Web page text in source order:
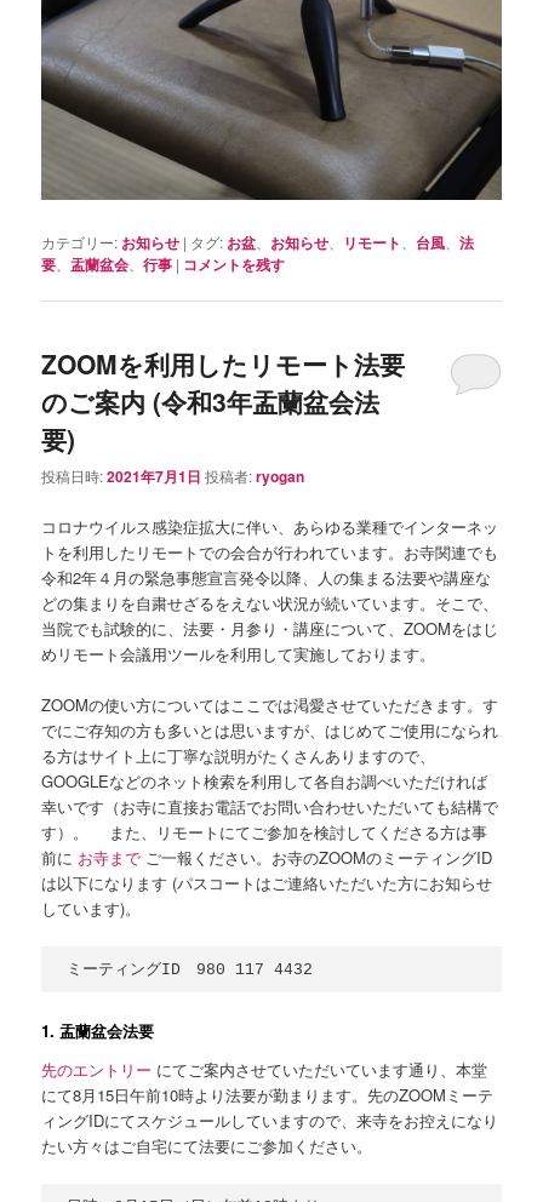
カテゴリー: お知らせ | タグ: お盆 お知らせ リモート 台風 、法
要 、盂蘭盆会 、行事 | コメントを残す
ZOOMを利用したリモート法要
のご案内 (令和3年盂蘭盆会法
要)
投稿日時:2021年7月1日 投稿者:ryogan
コロナウイルス感染症拡大に伴い、あらゆる業種でインターネッ
トを利用したリモートでの会合が行われています。お寺関連でも
令和2年４月の緊急事態宣言発令以降、人の集まる法要や講座な
どの集まりを自粛せざるをえない状況が続いています。そこで、
当院でも試験的に、法要・月参り・講座について、ZOOMをはじ
めリモート会議用ツールを利用して実施しております。
ZOOMの使い方についてはここでは渇愛させていただきます。す
でにご存知の方も多いとは思いますが、はじめてご使用になられ
る方はサイト上に丁寧な説明がたくさんありますので、
GOOGLEなどのネット検索を利用して各自お調べいただければ
幸いです（お寺に直接お電話でお問い合わせいただいても結構で
す）。 また、リモートにてご参加を検討してくださる方は事
前に お寺まで ご一報ください。お寺のZOOMのミーティングID
は以下になります (パスコートはご連絡いただいた方にお知らせ
しています)。
1. 盂蘭盆会法要
先のエントリー にてご案内させていただいています通り、本堂
にて8月15日午前10時より法要が勤まります。先のZOOMミーテ
ィングIDにてスケジュールしていますので、来寺をお控えになり
たい方々はご自宅にて法要にご参加ください。